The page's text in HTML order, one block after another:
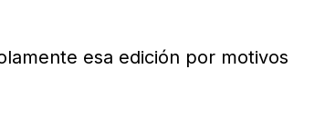
esa edición por motivos